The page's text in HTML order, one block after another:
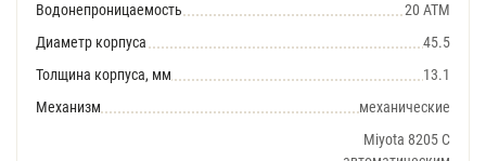
Водонепроницаемость
20 АТМ
Диаметр корпуса
45.5
Толщина корпуса, мм
13.1
Механизм
механические
Miyota 8205 С